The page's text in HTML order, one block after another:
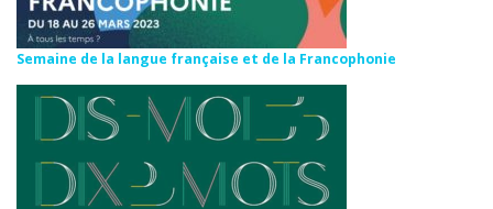
Semaine de la langue française et de la Francophonie